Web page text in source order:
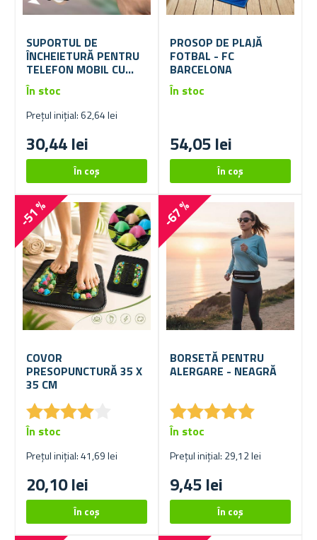
SUPORTUL DE
ÎNCHEIETURĂ PENTRU
TELEFON MOBIL CU
ROTIRE
Prețul inițial: 62,64 lei
30,44 lei
În stoc
PROSOP DE PLAJĂ
FOTBAL - FC
BARCELONA
54,05 lei
În stoc
-51 %
COVOR
PRESOPUNCTURĂ 35 X
35 CM
★★★★
★★★★
Prețul inițial: 41,69 lei
20,10 lei
În stoc
-67 %
BORSETĂ PENTRU
ALERGARE - NEAGRĂ
★★★★★
★★★★★
Prețul inițial: 29,12 lei
9,45 lei
În stoc